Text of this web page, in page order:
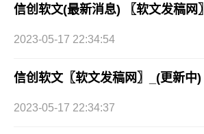
信创软文(最新消息) 〖软文发稿网〗
2023-05-17 22:34:54
信创软文〖软文发稿网〗_(更新中)
2023-05-17 22:34:37